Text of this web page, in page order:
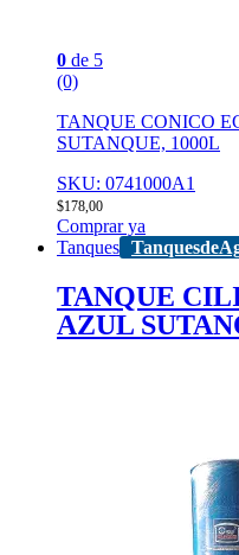
0 de 5
(0)
TANQUE CONICO
SUTANQUE, 1000L
SKU: 0741000A1
$178,00
Comprar ya
Tanques
TANQUE
AZUL